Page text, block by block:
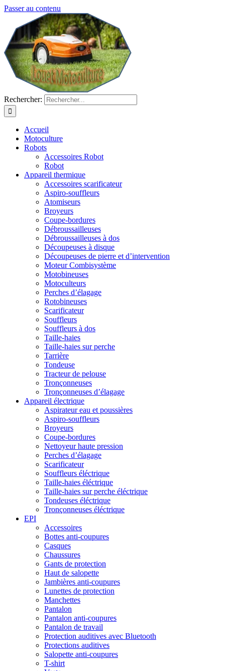
Passer au contenu
Rechercher:
Accueil
Motoculture
Robots
Accessoires Robot
Robot
Appareil thermique
Accessoires scarificateur
Aspiro-souffleurs
Atomiseurs
Broyeurs
Coupe-bordures
Débroussailleuses
Débroussailleuses à dos
Découpeuses à disque
Découpeuses de pierre et d’intervention
Moteur Combisystème
Motobineuses
Motoculteurs
Perches d’élagage
Rotobineuses
Scarificateur
Souffleurs
Souffleurs à dos
Taille-haies
Taille-haies sur perche
Tarrière
Tondeuse
Tracteur de pelouse
Tronçonneuses
Tronçonneuses d’élagage
Appareil électrique
Aspirateur eau et poussières
Aspiro-souffleurs
Broyeurs
Coupe-bordures
Nettoyeur haute pression
Perches d’élagage
Scarificateur
Souffleurs éléctrique
Taille-haies éléctrique
Taille-haies sur perche éléctrique
Tondeuses éléctrique
Tronçonneuses éléctrique
EPI
Accessoires
Bottes anti-coupures
Casques
Chaussures
Gants de protection
Haut de salopette
Jambières anti-coupures
Lunettes de protection
Manchettes
Pantalon
Pantalon anti-coupures
Pantalon de travail
Protection auditives avec Bluetooth
Protections auditives
Salopette anti-coupures
T-shirt